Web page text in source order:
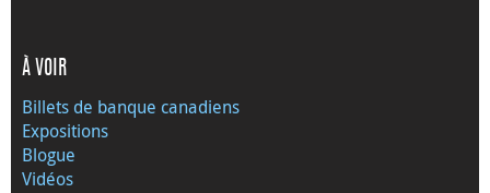
À VOIR
Billets de banque canadiens
Expositions
Blogue
Vidéos